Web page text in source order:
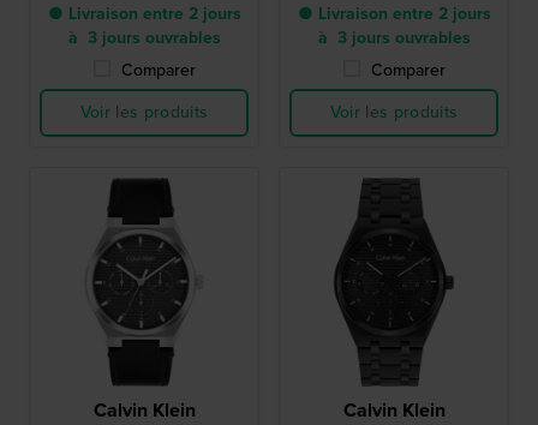
● Livraison entre 2 jours
à 3 jours ouvrables
Comparer
Voir les produits
● Livraison entre 2 jours
à 3 jours ouvrables
Comparer
Voir les produits
Calvin Klein Calvin Klein